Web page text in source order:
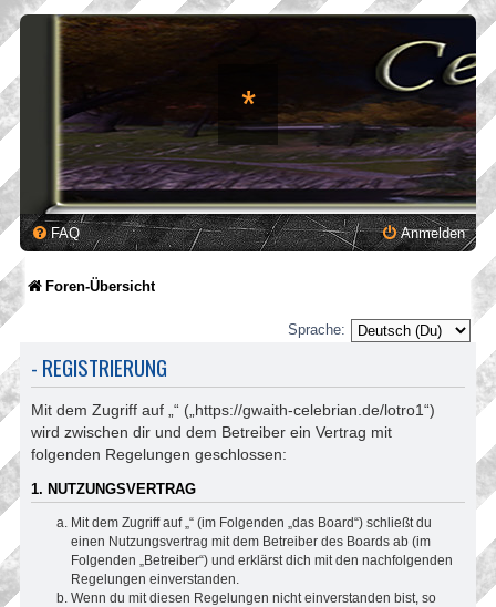
*
FAQ Anmelden
Foren-Übersicht
Sprache:
- REGISTRIERUNG
Mit dem Zugriff auf „“ („https://gwaith-celebrian.de/lotro1“)
wird zwischen dir und dem Betreiber ein Vertrag mit
folgenden Regelungen geschlossen:
1. NUTZUNGSVERTRAG
Mit dem Zugriff auf „“ (im Folgenden „das Board“) schließt du
einen Nutzungsvertrag mit dem Betreiber des Boards ab (im
Folgenden „Betreiber“) und erklärst dich mit den nachfolgenden
Regelungen einverstanden.
Wenn du mit diesen Regelungen nicht einverstanden bist, so